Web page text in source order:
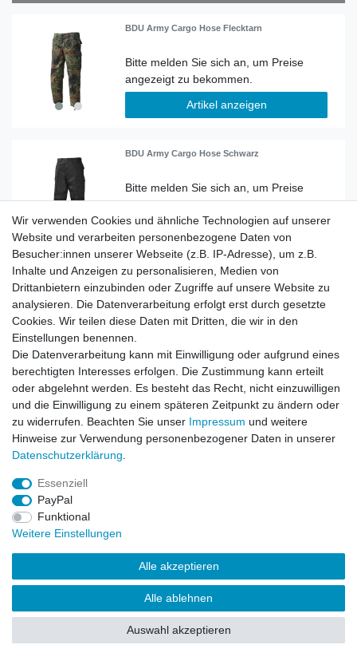
BDU Army Cargo Hose Flecktarn
Artikel anzeigen
BDU Army Cargo Hose Schwarz
Artikel anzeigen
Big Shot Cargo Hose Vintage woodland
Artikel anzeigen
Winner Cargo Hose Vintage beige
Daten­schutz­erklärung
© Copyright 2026 | Alle Rechte vorbehalten.
Wir verwenden Cookies und ähnliche Technologien auf unserer
Website und verarbeiten personenbezogene Daten von
Besucher:innen unserer Webseite (z.B. IP-Adresse), um z.B.
Inhalte und Anzeigen zu personalisieren, Medien von
Drittanbietern einzubinden oder Zugriffe auf unsere Website zu
analysieren. Die Datenverarbeitung erfolgt erst durch gesetzte
Cookies. Wir teilen diese Daten mit Dritten, die wir in den
Einstellungen benennen.
Die Datenverarbeitung kann mit Einwilligung oder aufgrund eines
berechtigten Interesses erfolgen. Die Zustimmung kann erteilt
oder abgelehnt werden. Es besteht das Recht, nicht einzuwilligen
und die Einwilligung zu einem späteren Zeitpunkt zu ändern oder
zu widerrufen. Beachten Sie unser Impressum und weitere
Hinweise zur Verwendung personenbezogener Daten in unserer
Daten­schutz­erklärung
Essenziell
PayPal
Funktional
Weitere Einstellungen
Alle akzeptieren
Alle ablehnen
Auswahl akzeptieren